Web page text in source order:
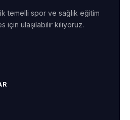
temelli spor ve sağlık eğitim
için ulaşılabilir kılıyoruz.